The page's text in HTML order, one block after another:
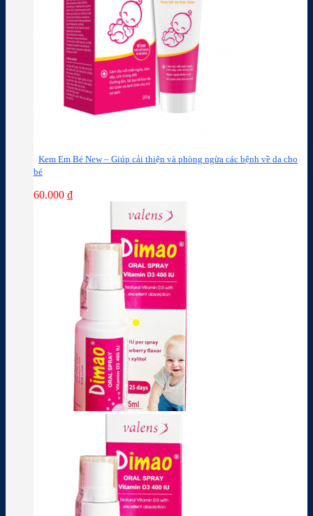
Kem Em Bé New – Giúp cải thiện và phòng ngừa các bệnh về da cho
bé
60.000 ₫